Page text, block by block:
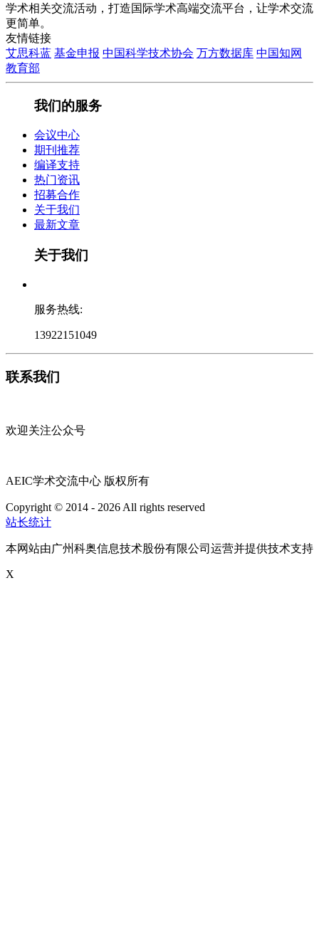
学术相关交流活动，打造国际学术高端交流平台，让学术交流
更简单。
友情链接
艾思科蓝 基金申报 中国科学技术协会 万方数据库 中国知网
教育部
我们的服务
会议中心
期刊推荐
编译支持
热门资讯
招募合作
关于我们
最新文章
关于我们
服务热线:
13922151049
联系我们
欢迎关注公众号
AEIC学术交流中心 版权所有
Copyright © 2014 - 2026 All rights reserved
站长统计
本网站由广州科奥信息技术股份有限公司运营并提供技术支持
X